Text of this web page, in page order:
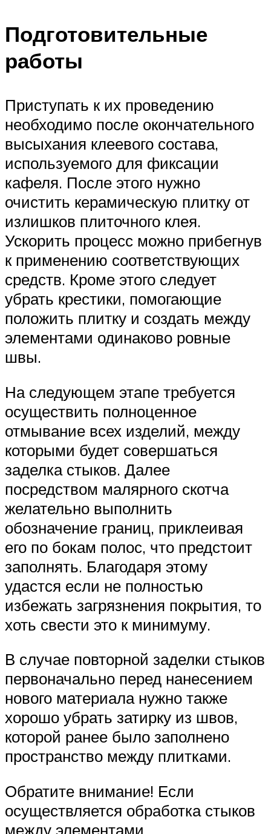
Подготовительные
работы
Приступать к их проведению
необходимо после окончательного
высыхания клеевого состава,
используемого для фиксации
кафеля. После этого нужно
очистить керамическую плитку от
излишков плиточного клея.
Ускорить процесс можно прибегнув
к применению соответствующих
средств. Кроме этого следует
убрать крестики, помогающие
положить плитку и создать между
элементами одинаково ровные
швы.
На следующем этапе требуется
осуществить полноценное
отмывание всех изделий, между
которыми будет совершаться
заделка стыков. Далее
посредством малярного скотча
желательно выполнить
обозначение границ, приклеивая
его по бокам полос, что предстоит
заполнять. Благодаря этому
удастся если не полностью
избежать загрязнения покрытия, то
хоть свести это к минимуму.
В случае повторной заделки стыков
первоначально перед нанесением
нового материала нужно также
хорошо убрать затирку из швов,
которой ранее было заполнено
пространство между плитками.
Обратите внимание! Если
осуществляется обработка стыков
между элементами